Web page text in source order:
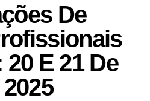
De
E 21 De